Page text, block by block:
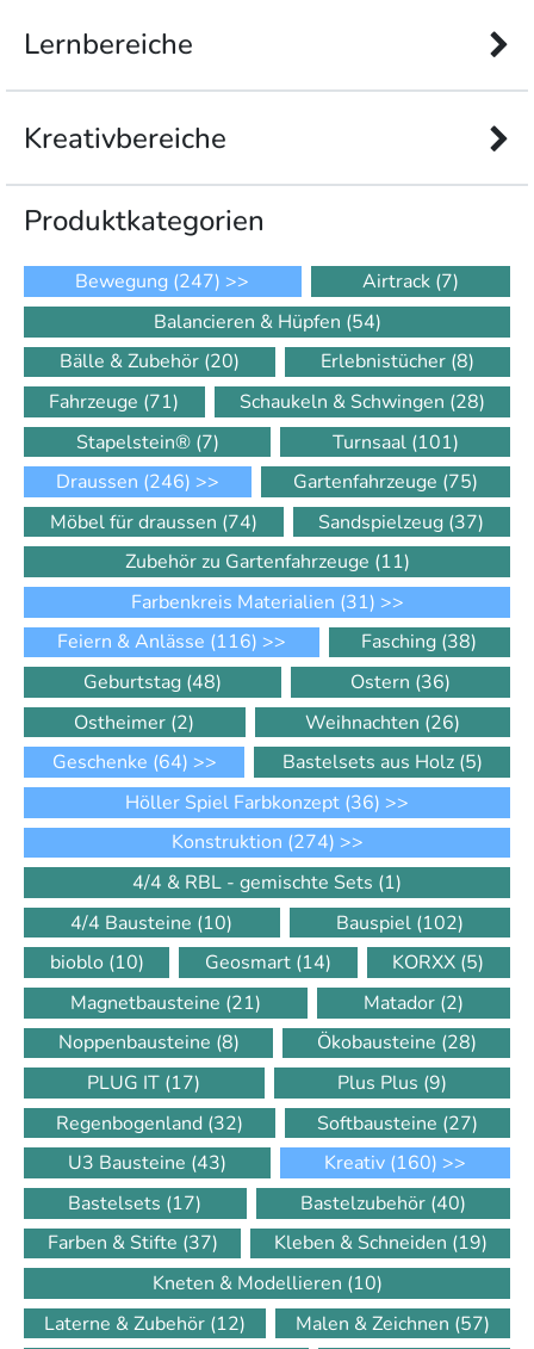
Lernbereiche
Kreativbereiche
Produkt­kategorien
Bewegung (247) >> Airtrack (7)
Balancieren & Hüpfen (54)
Bälle & Zubehör (20) Erlebnistücher (8)
Fahrzeuge (71) Schaukeln & Schwingen (28)
Stapelstein® (7) Turnsaal (101)
Draussen (246) >> Gartenfahrzeuge (75)
Möbel für draussen (74) Sandspielzeug (37)
Zubehör zu Gartenfahrzeuge (11)
Farbenkreis Materialien (31) >>
Feiern & Anlässe (116) >> Fasching (38)
Geburtstag (48) Ostern (36)
Ostheimer (2) Weihnachten (26)
Geschenke (64) >> Bastelsets aus Holz (5)
Höller Spiel Farbkonzept (36) >>
Konstruktion (274) >>
4/4 & RBL - gemischte Sets (1)
4/4 Bausteine (10) Bauspiel (102)
bioblo (10) Geosmart (14) KORXX (5)
Magnetbausteine (21) Matador (2)
Noppenbausteine (8) Ökobausteine (28)
PLUG IT (17) Plus Plus (9)
Regenbogenland (32) Softbausteine (27)
U3 Bausteine (43) Kreativ (160) >>
Bastelsets (17) Bastelzubehör (40)
Farben & Stifte (37) Kleben & Schneiden (19)
Kneten & Modellieren (10)
Laterne & Zubehör (12) Malen & Zeichnen (57)